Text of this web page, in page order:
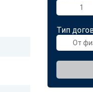
1
Тип
От